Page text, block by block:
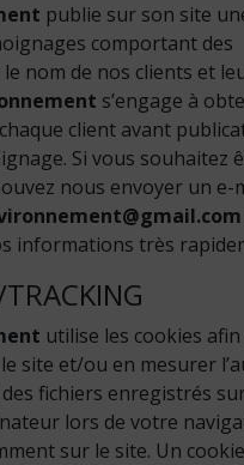
publie sur son site
comportant des
nom de nos clients et
s’engage à
client avant
Si vous souhaitez
nous envoyer un e-
informations très
utilise les cookies
site et/ou en mesurer
fichiers enregistrés
lors de votre
sur le site. Un